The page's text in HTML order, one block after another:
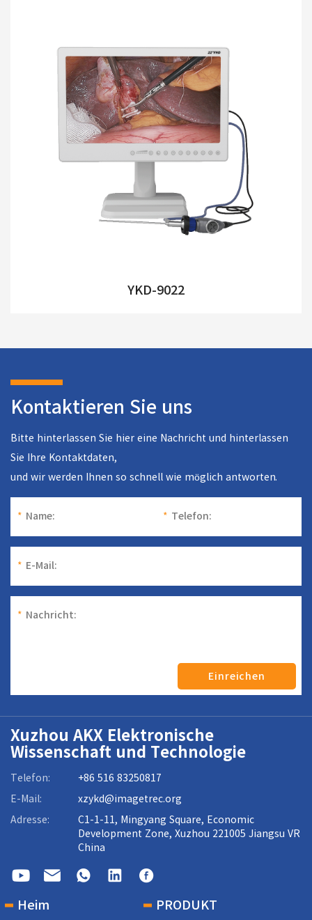
YKD-9022
Kontaktieren Sie uns
Bitte hinterlassen Sie hier eine Nachricht und hinterlassen
Sie Ihre Kontaktdaten,
und wir werden Ihnen so schnell wie möglich antworten.
* Name: * Telefon:
* E-Mail:
* Nachricht:
Einreichen
Xuzhou AKX Elektronische
Wissenschaft und Technologie
Telefon: +86 516 83250817
E-Mail: xzykd@imagetrec.org
Adresse:
C1-1-11, Mingyang Square, Economic
Development Zone, Xuzhou 221005 Jiangsu VR
China
Heim PRODUKT